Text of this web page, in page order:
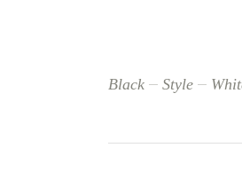
Black Style